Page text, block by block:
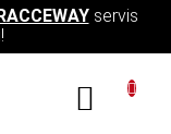
RACCEWAYservis